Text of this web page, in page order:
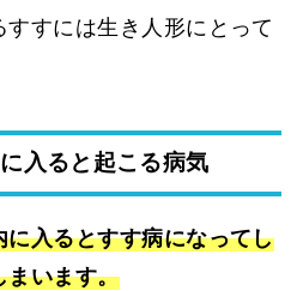
すには生き人形にとって
入ると起こる病気
入るとすす病になってし
まいます。